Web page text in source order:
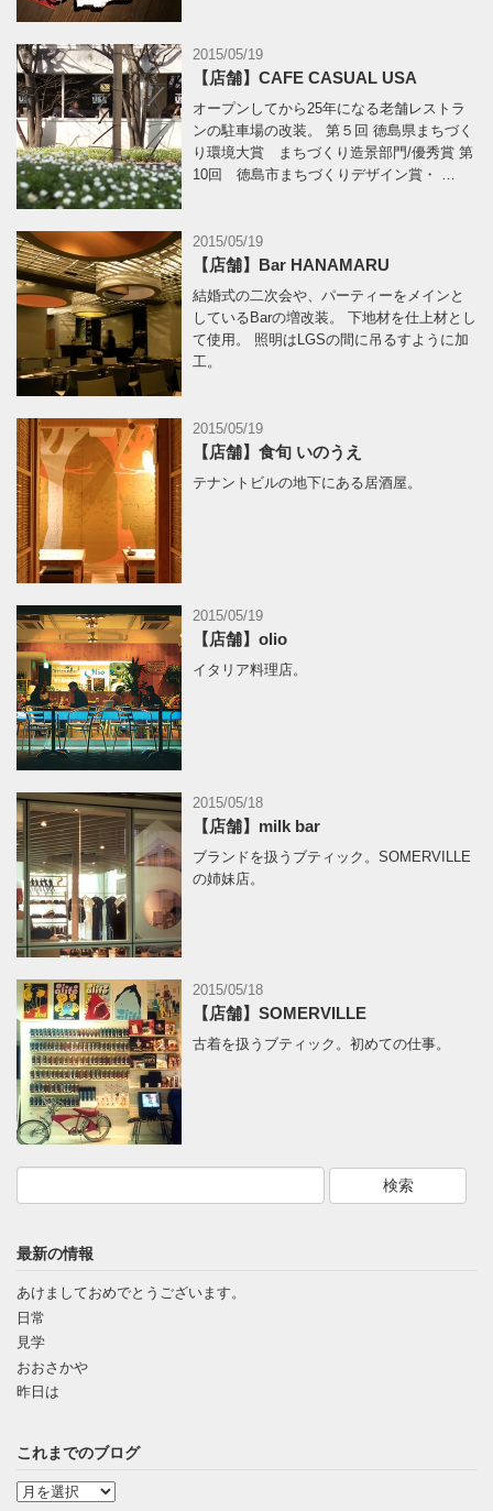
2015/05/19
【店舗】CAFE CASUAL USA
オープンしてから25年になる老舗レストラ
ンの駐車場の改装。 第５回 徳島県まちづく
り環境大賞 まちづくり造景部門/優秀賞 第
10回 徳島市まちづくりデザイン賞・ …
2015/05/19
【店舗】Bar HANAMARU
結婚式の二次会や、パーティーをメインと
しているBarの増改装。 下地材を仕上材とし
て使用。 照明はLGSの間に吊るすように加
工。
2015/05/19
【店舗】食旬 いのうえ
テナントビルの地下にある居酒屋。
2015/05/19
【店舗】olio
イタリア料理店。
2015/05/18
【店舗】milk bar
ブランドを扱うブティック。SOMERVILLE
の姉妹店。
2015/05/18
【店舗】SOMERVILLE
古着を扱うブティック。初めての仕事。
最新の情報
あけましておめでとうございます。
日常
見学
おおさかや
昨日は
これまでのブログ